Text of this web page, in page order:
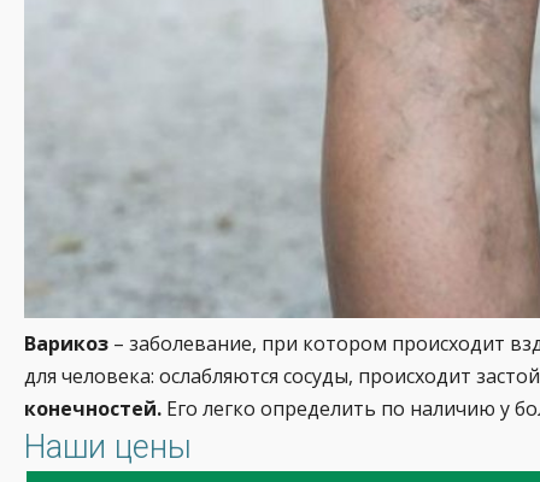
Варикоз – заболевание, при котором происходит
для человека: ослабляются сосуды, происходит
конечностей. Его легко определить по наличию у
Наши цены